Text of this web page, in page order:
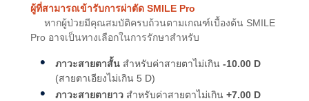
ผู้ที่สามารถเข้ารับการผ่าตัด SMILE Pro
หากผู้ป่วยมีคุณสมบัติครบถ้วนตามเกณฑ์เบื้องต้น SMILE
Pro อาจเป็นทางเลือกในการรักษาสำหรับ
ภาวะสายตาสั้น สำหรับค่าสายตาไม่เกิน -10.00 D
(สายตาเอียงไม่เกิน 5 D)
ภาวะสายตายาว สำหรับค่าสายตาไม่เกิน +7.00 D